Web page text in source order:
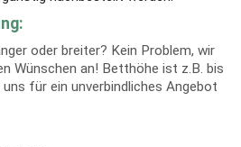
oder breiter? Kein Problem, wir
Wünschen an! Betthöhe ist z.B. bis
für ein unverbindliches Angebot